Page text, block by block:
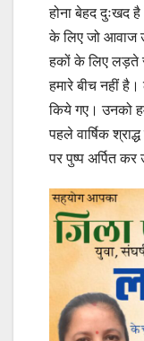
होना बेहद दुःखद
के लिए जो आवाज
हकों के लिए लड़ते
हमारे बीच नहीं है।
किये गए। उनको
पहले वार्षिक
पर पुष्प अर्पित कर